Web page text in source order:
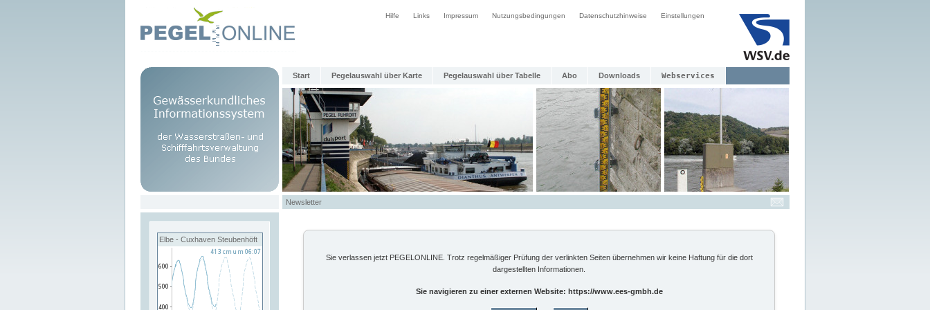
Hilfe Links Impressum Nutzungsbedingungen Datenschutzhinweise Einstellungen
Start Pegelauswahl über Karte Pegelauswahl über Tabelle Abo Downloads Webservices
Newsletter
Elbe - Cuxhaven Steubenhöft
Sie verlassen jetzt PEGELONLINE. Trotz regelmäßiger Prüfung der verlinkten Seiten übernehmen wir keine Haftung für die dort
dargestellten Informationen.
Sie navigieren zu einer externen Website: https://www.ees-gmbh.de